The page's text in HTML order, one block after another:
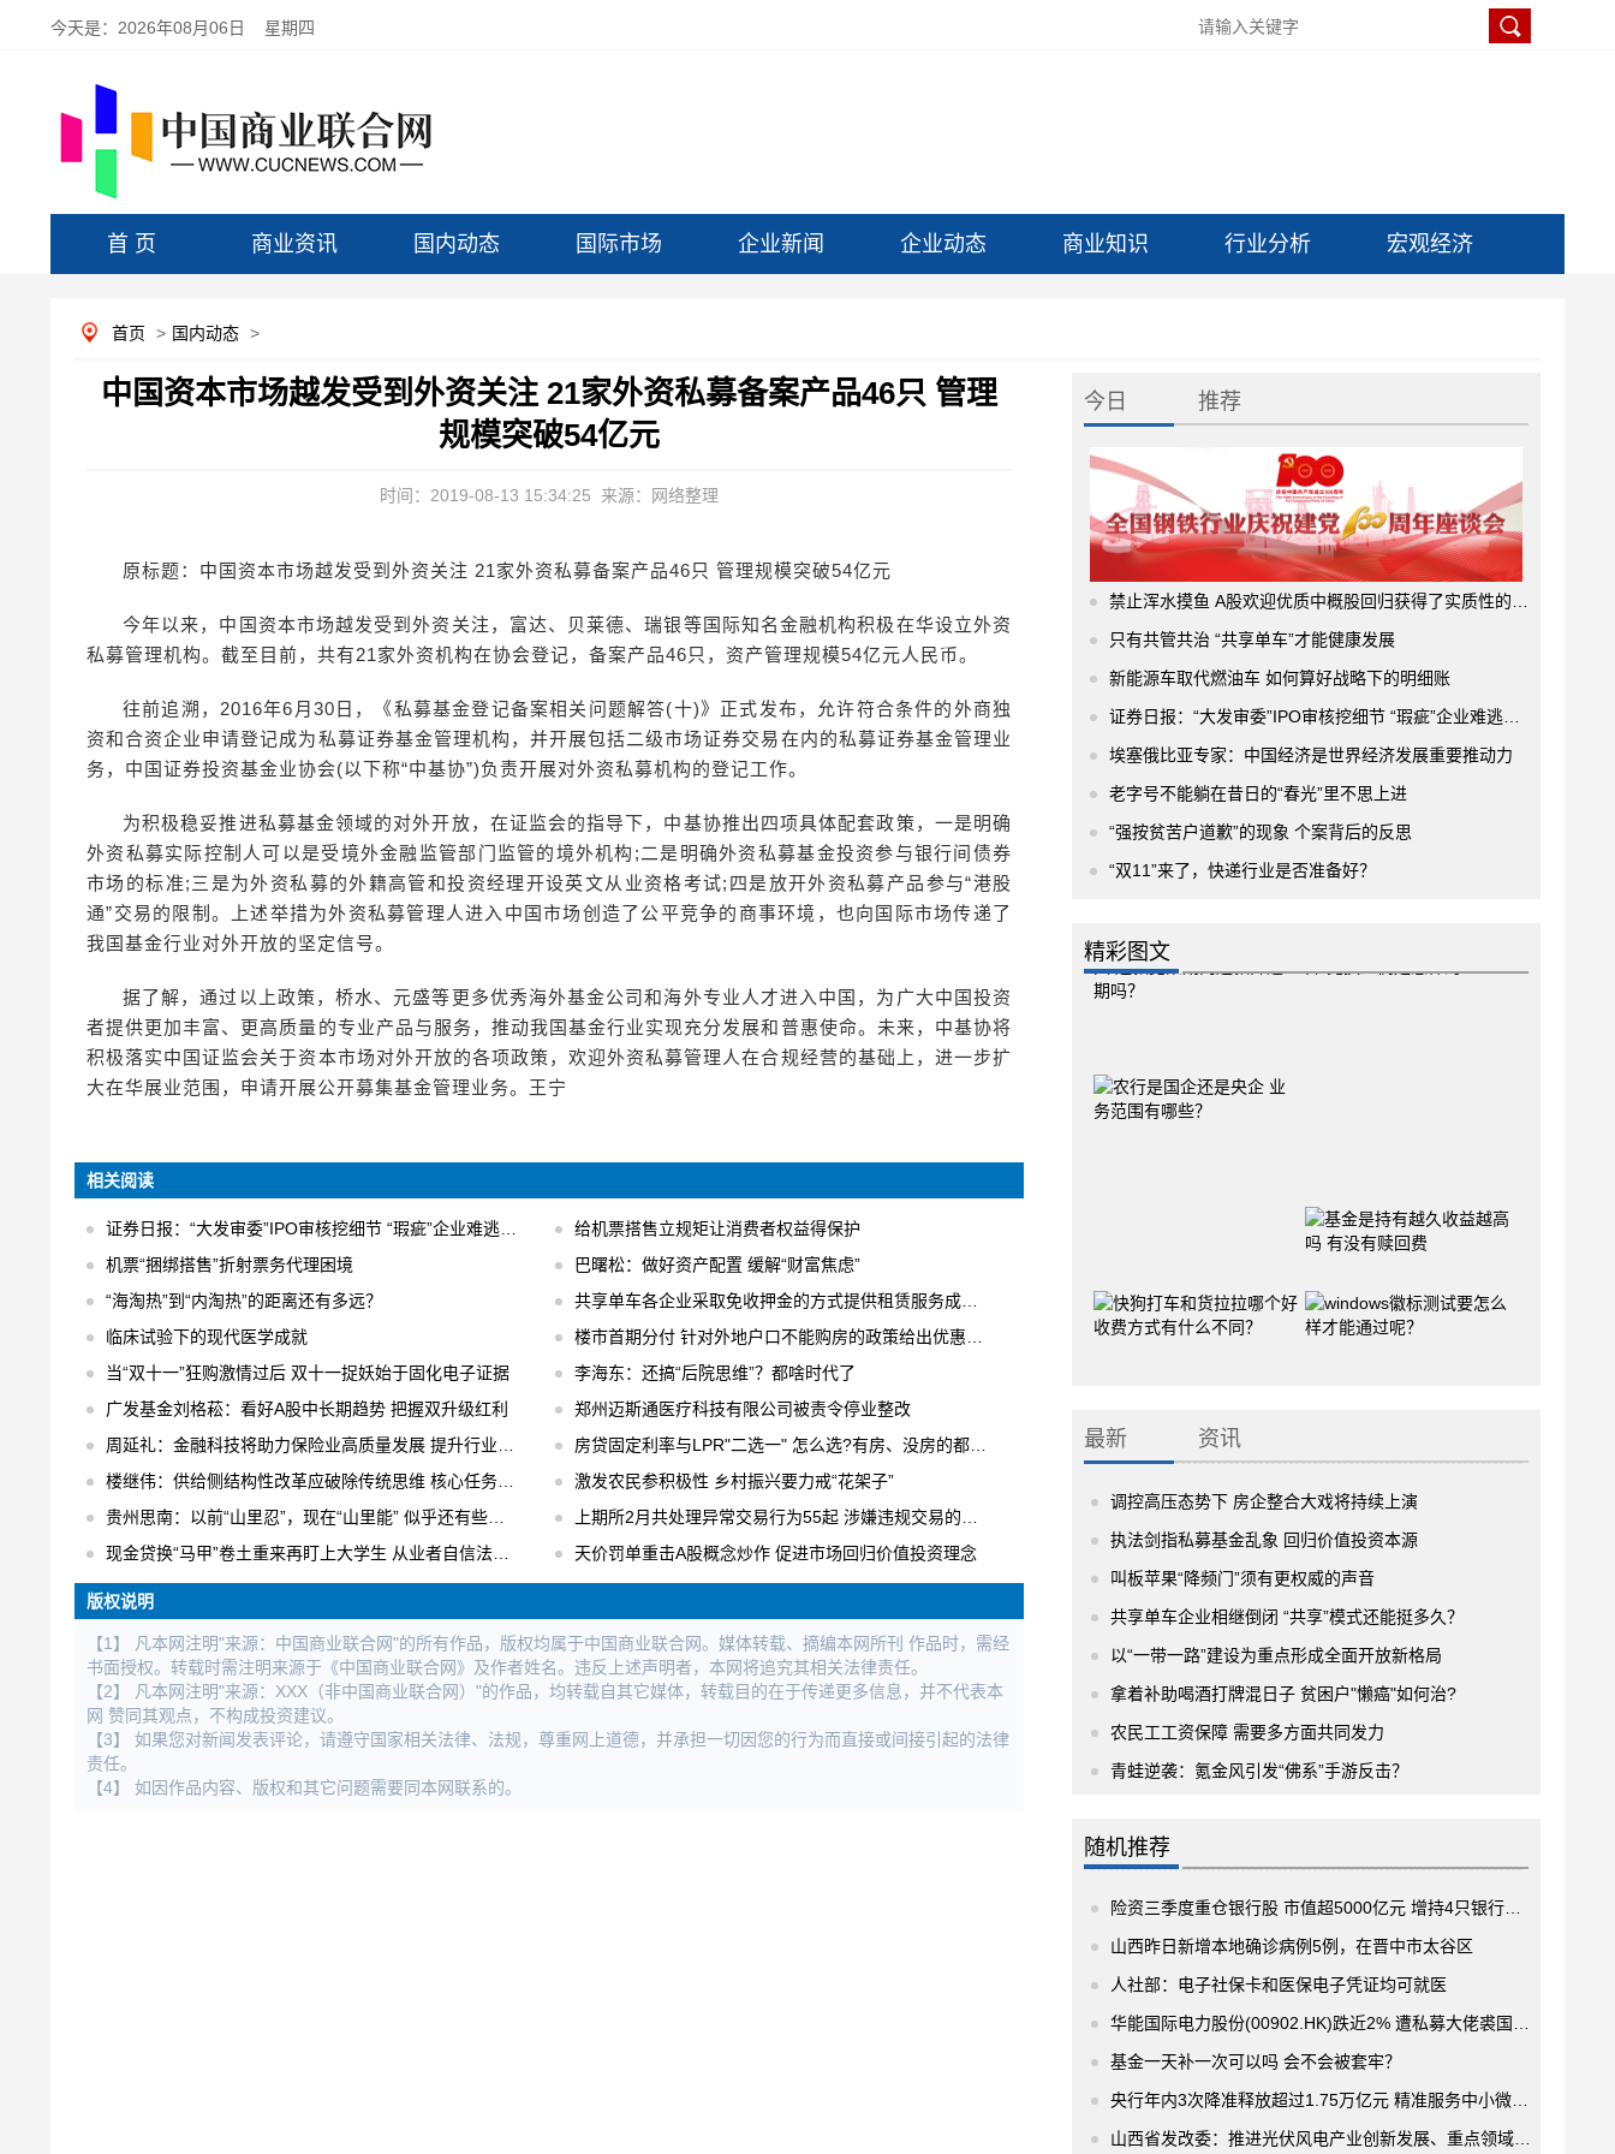
今天是： 2026年08月06日 星期四
首 页 商业资讯 国内动态 国际市场 企业新闻 企业动态 商业知识 行业分析 宏观经济
首页 > 国内动态 >
中国资本市场越发受到外资关注 21家外资私募备案产品46只 管理
规模突破54亿元
时间：2019-08-13 15:34:25 来源：网络整理
原标题：中国资本市场越发受到外资关注 21家外资私募备案产品46只 管理规模突破54亿元
今年以来，中国资本市场越发受到外资关注，富达、贝莱德、瑞银等国际知名金融机构积极在华设立外资
私募管理机构。截至目前，共有21家外资机构在协会登记，备案产品46只，资产管理规模54亿元人民币。
往前追溯，2016年6月30日，《私募基金登记备案相关问题解答(十)》正式发布，允许符合条件的外商独
资和合资企业申请登记成为私募证券基金管理机构，并开展包括二级市场证券交易在内的私募证券基金管理业
务，中国证券投资基金业协会(以下称“中基协”)负责开展对外资私募机构的登记工作。
为积极稳妥推进私募基金领域的对外开放，在证监会的指导下，中基协推出四项具体配套政策，一是明确
外资私募实际控制人可以是受境外金融监管部门监管的境外机构;二是明确外资私募基金投资参与银行间债券
市场的标准;三是为外资私募的外籍高管和投资经理开设英文从业资格考试;四是放开外资私募产品参与“港股
通”交易的限制。上述举措为外资私募管理人进入中国市场创造了公平竞争的商事环境，也向国际市场传递了
我国基金行业对外开放的坚定信号。
据了解，通过以上政策，桥水、元盛等更多优秀海外基金公司和海外专业人才进入中国，为广大中国投资
者提供更加丰富、更高质量的专业产品与服务，推动我国基金行业实现充分发展和普惠使命。未来，中基协将
积极落实中国证监会关于资本市场对外开放的各项政策，欢迎外资私募管理人在合规经营的基础上，进一步扩
大在华展业范围，申请开展公开募集基金管理业务。王宁
相关阅读
证券日报：“大发审委”IPO审核挖细节 “瑕疵”企业难逃法眼
给机票搭售立规矩让消费者权益得保护
机票“捆绑搭售”折射票务代理困境
巴曙松：做好资产配置 缓解“财富焦虑”
“海淘热”到“内淘热”的距离还有多远？
共享单车各企业采取免收押金的方式提供租赁服务成主流
临床试验下的现代医学成就
楼市首期分付 针对外地户口不能购房的政策给出优惠办法
当“双十一”狂购激情过后 双十一捉妖始于固化电子证据
李海东：还搞“后院思维”？都啥时代了
广发基金刘格菘：看好A股中长期趋势 把握双升级红利
郑州迈斯通医疗科技有限公司被责令停业整改
周延礼：金融科技将助力保险业高质量发展 提升行业业务效率
房贷固定利率与LPR"二选一" 怎么选?有房、没房的都要会算
楼继伟：供给侧结构性改革应破除传统思维 核心任务是“三去一降一补”
激发农民参积极性 乡村振兴要力戒“花架子”
贵州思南：以前“山里忍”，现在“山里能” 似乎还有些不适应
上期所2月共处理异常交易行为55起 涉嫌违规交易的行为进行立案调查
现金贷换“马甲”卷土重来再盯上大学生 从业者自信法规完全管不着
天价罚单重击A股概念炒作 促进市场回归价值投资理念
版权说明
【1】 凡本网注明"来源：中国商业联合网"的所有作品，版权均属于中国商业联合网。媒体转载、摘编本网所刊 作品时，需经
书面授权。转载时需注明来源于《中国商业联合网》及作者姓名。违反上述声明者，本网将追究其相关法律责任。
【2】 凡本网注明"来源：XXX（非中国商业联合网）"的作品，均转载自其它媒体，转载目的在于传递更多信息，并不代表本
网 赞同其观点，不构成投资建议。
【3】 如果您对新闻发表评论，请遵守国家相关法律、法规，尊重网上道德，并承担一切因您的行为而直接或间接引起的法律
责任。
【4】 如因作品内容、版权和其它问题需要同本网联系的。
今日 推荐
禁止浑水摸鱼 A股欢迎优质中概股回归获得了实质性的进展
只有共管共治 “共享单车”才能健康发展
新能源车取代燃油车 如何算好战略下的明细账
证券日报：“大发审委”IPO审核挖细节 “瑕疵”企业难逃法眼
埃塞俄比亚专家：中国经济是世界经济发展重要推动力
老字号不能躺在昔日的“春光”里不思上进
“强按贫苦户道歉”的现象 个案背后的反思
“双11”来了，快递行业是否准备好？
精彩图文
最新 资讯
调控高压态势下 房企整合大戏将持续上演
执法剑指私募基金乱象 回归价值投资本源
叫板苹果“降频门”须有更权威的声音
共享单车企业相继倒闭 “共享”模式还能挺多久？
以“一带一路”建设为重点形成全面开放新格局
拿着补助喝酒打牌混日子 贫困户"懒癌"如何治?
农民工工资保障 需要多方面共同发力
青蛙逆袭：氪金风引发“佛系”手游反击？
随机推荐
险资三季度重仓银行股 市值超5000亿元 增持4只银行股减持1只
山西昨日新增本地确诊病例5例，在晋中市太谷区
人社部：电子社保卡和医保电子凭证均可就医
华能国际电力股份(00902.HK)跌近2% 遭私募大佬裘国根减持1945万股
基金一天补一次可以吗 会不会被套牢？
央行年内3次降准释放超过1.75万亿元 精准服务中小微企业
山西省发改委：推进光伏风电产业创新发展、重点领域节能降碳改造升级和新型基础设施建设等重点工作